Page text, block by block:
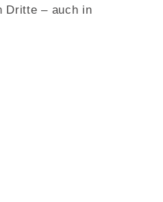
Dritte – auch in